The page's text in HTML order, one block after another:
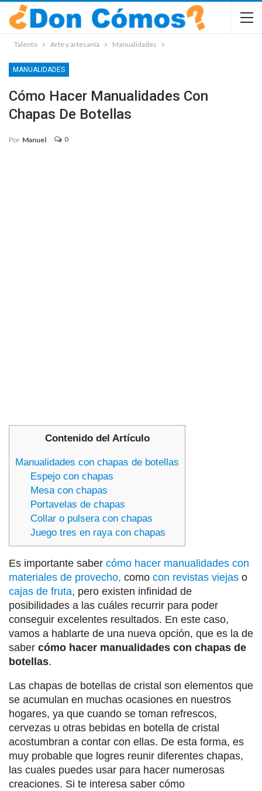
Talento Arte y artesanía Manualidades
MANUALIDADES
Cómo Hacer Manualidades Con
Chapas De Botellas
Por Manuel 0
Contenido del Artículo
Manualidades con chapas de botellas
Espejo con chapas
Mesa con chapas
Portavelas de chapas
Collar o pulsera con chapas
Juego tres en raya con chapas
Es importante saber cómo hacer manualidades con
materiales de provecho, como con revistas viejas o
cajas de fruta, pero existen infinidad de
posibilidades a las cuáles recurrir para poder
conseguir excelentes resultados. En este caso,
vamos a hablarte de una nueva opción, que es la de
saber cómo hacer manualidades con chapas de
botellas.
Las chapas de botellas de cristal son elementos que
se acumulan en muchas ocasiones en nuestros
hogares, ya que cuando se toman refrescos,
cervezas u otras bebidas en botella de cristal
acostumbran a contar con ellas. De esta forma, es
muy probable que logres reunir diferentes chapas,
las cuales puedes usar para hacer numerosas
creaciones. Si te interesa saber cómo